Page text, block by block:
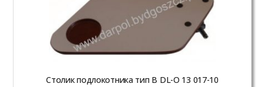
Столик подлокотника тип В DL-O 13 017-10